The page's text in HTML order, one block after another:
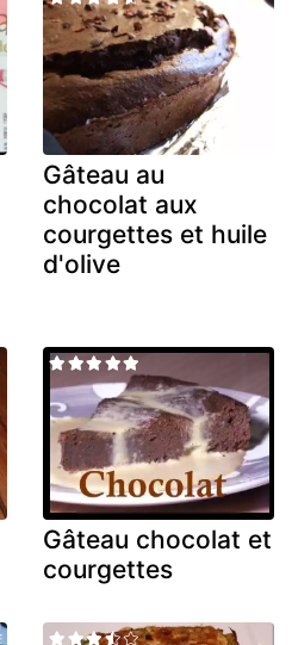
Gâteau au
chocolat aux
courgettes et huile
d'olive
Gâteau chocolat et
courgettes